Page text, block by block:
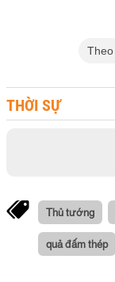
Theo
THỜI SỰ
Thủ tướng
quả đấm thép